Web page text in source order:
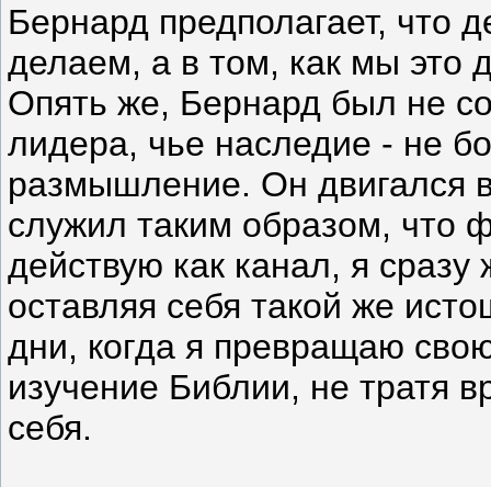
Бернард предполагает, что
делаем, а в том, как мы это
Опять же, Бернард был не
лидера, чье наследие - не
размышление. Он двигался
служил таким образом, что
действую как канал, я
оставляя себя такой же
дни, когда я превращаю
изучение Библии, не тратя
себя.